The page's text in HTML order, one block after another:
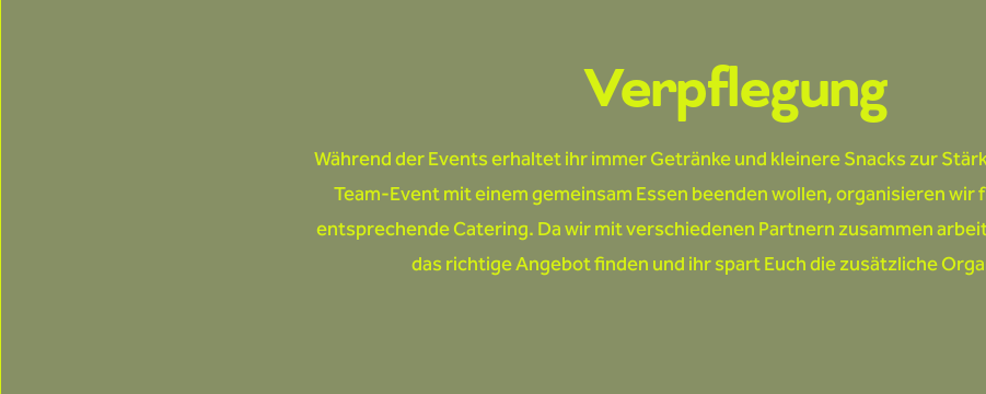
Verpflegung
Während der Events erhaltet ihr immer Getränke und kleinere Snacks zur
Team-Event mit einem gemeinsam Essen beenden wollen, organisieren wir
entsprechende Catering. Da wir mit verschiedenen Partnern zusammen
das richtige Angebot finden und ihr spart Euch die zusätzliche